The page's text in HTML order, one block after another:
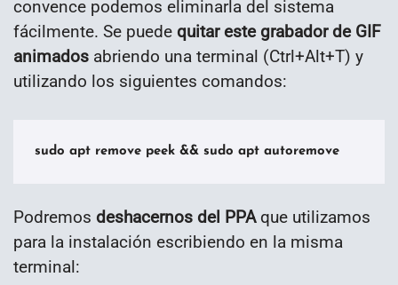
convence podemos eliminarla del sistema
fácilmente. Se puede quitar este grabador de GIF
animados abriendo una terminal (Ctrl+Alt+T) y
utilizando los siguientes comandos:
sudo apt remove peek && sudo apt autoremove
Podremos deshacernos del PPAque utilizamos
para la instalación escribiendo en la misma
terminal: